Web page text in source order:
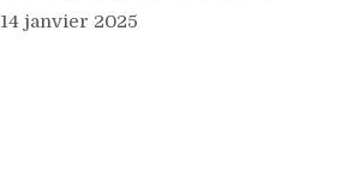
14 janvier 2025